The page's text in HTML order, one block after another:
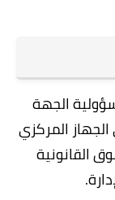
الجهة
المركزي
القانونية